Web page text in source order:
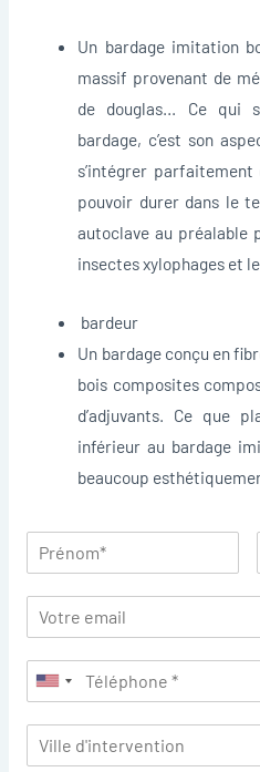
Un bardage imitation
massif provenant de
de douglas… Ce qui
bardage, c’est son
s’intégrer
pouvoir durer dans le
autoclave au préalable
insectes xylophages et
bardeur
Un bardage conçu en
bois composites
d’adjuvants. Ce que
inférieur au bardage
beaucoup